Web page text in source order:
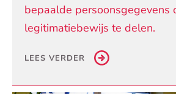
bepaalde persoonsgegevens
legitimatiebewijs te delen.
LEES VERDER